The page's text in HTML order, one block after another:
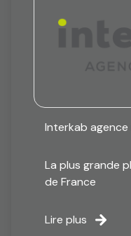
Interkab agence
La plus grande
de France
Lire plus